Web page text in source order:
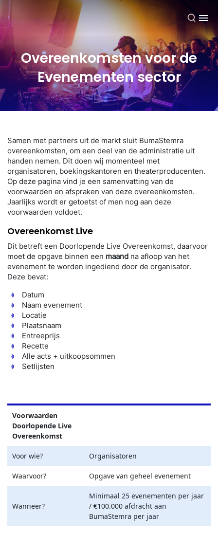
NL
Overeenkomsten voor de
Evenementen sector
Samen met partners uit de markt sluit BumaStemra
overeenkomsten, om een deel van de administratie uit
handen nemen. Dit doen wij momenteel met
organisatoren, boekingskantoren en theaterproducenten.
Op deze pagina vind je een samenvatting van de
voorwaarden en afspraken van deze overeenkomsten.
Jaarlijks wordt er getoetst of men nog aan deze
voorwaarden voldoet.
Overeenkomst Live
Dit betreft een Doorlopende Live Overeenkomst, daarvoor
moet de opgave binnen een maand na afloop van het
evenement te worden ingediend door de organisator.
Deze bevat:
Datum
Naam evenement
Locatie
Plaatsnaam
Entreeprijs
Recette
Alle acts + uitkoopsommen
Setlijsten
Voorwaarden
Doorlopende Live
Overeenkomst
Voor wie? Organisatoren
Waarvoor? Opgave van geheel evenement
Wanneer?
Minimaal 25 evenementen per jaar
/ €100.000 afdracht aan
BumaStemra per jaar